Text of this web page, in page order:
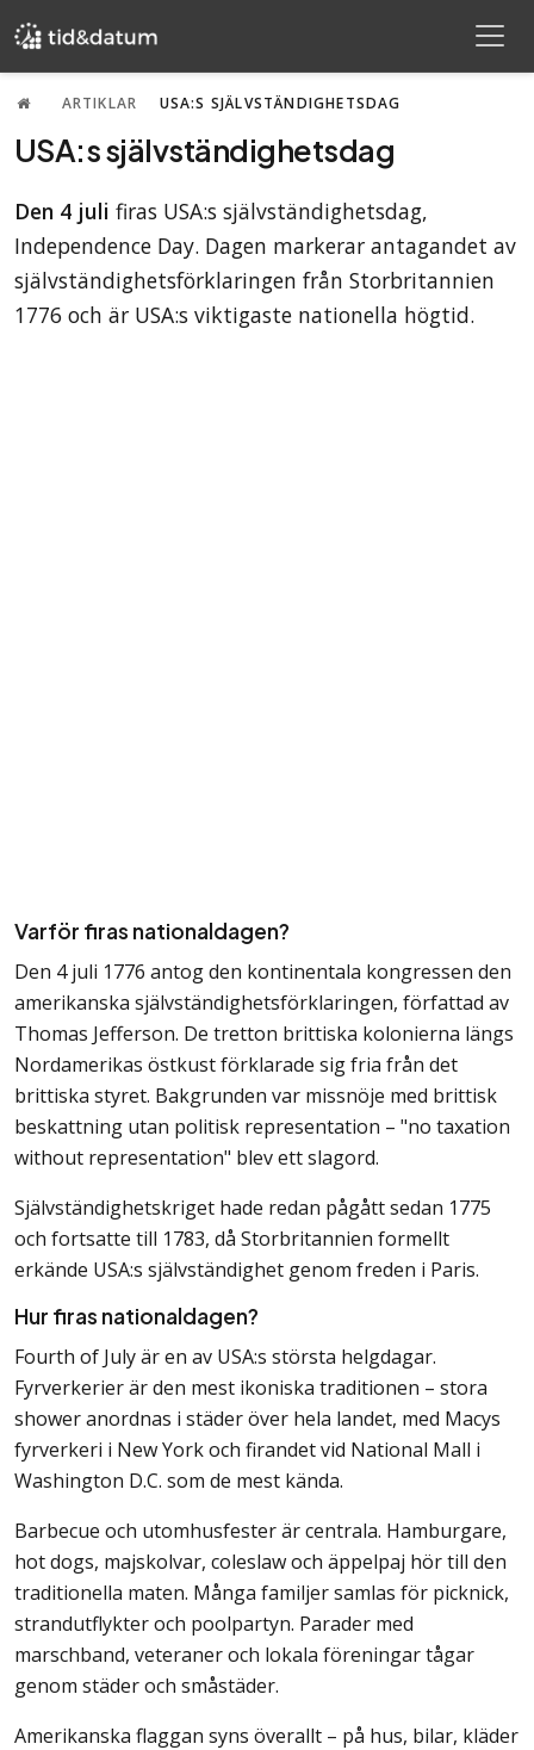
ARTIKLAR USA:S SJÄLVSTÄNDIGHETSDAG
USA:s självständighetsdag
Den 4 juli firas USA:s självständighetsdag,
Independence Day. Dagen markerar antagandet av
självständighetsförklaringen från Storbritannien
1776 och är USA:s viktigaste nationella högtid.
Varför firas nationaldagen?
Den 4 juli 1776 antog den kontinentala kongressen den
amerikanska självständighetsförklaringen, författad av
Thomas Jefferson. De tretton brittiska kolonierna längs
Nordamerikas östkust förklarade sig fria från det
brittiska styret. Bakgrunden var missnöje med brittisk
beskattning utan politisk representation – "no taxation
without representation" blev ett slagord.
Självständighetskriget hade redan pågått sedan 1775
och fortsatte till 1783, då Storbritannien formellt
erkände USA:s självständighet genom freden i Paris.
Hur firas nationaldagen?
Fourth of July är en av USA:s största helgdagar.
Fyrverkerier är den mest ikoniska traditionen – stora
shower anordnas i städer över hela landet, med Macys
fyrverkeri i New York och firandet vid National Mall i
Washington D.C. som de mest kända.
Barbecue och utomhusfester är centrala. Hamburgare,
hot dogs, majskolvar, coleslaw och äppelpaj hör till den
traditionella maten. Många familjer samlas för picknick,
strandutflykter och poolpartyn. Parader med
marschband, veteraner och lokala föreningar tågar
genom städer och småstäder.
Amerikanska flaggan syns överallt – på hus, bilar, kläder